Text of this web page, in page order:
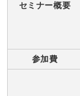
セミナー概要
参加費